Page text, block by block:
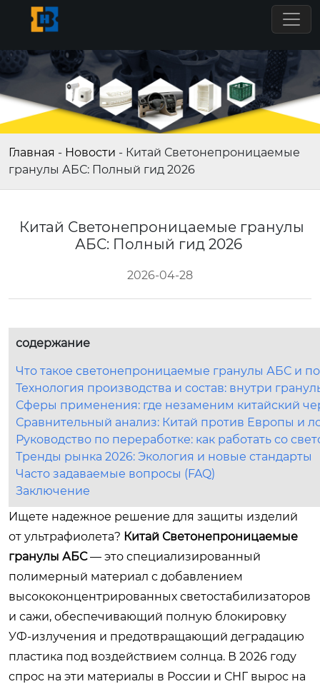
Главная - Новости - Китай Светонепроницаемые
гранулы АБС: Полный гид 2026
Китай Светонепроницаемые гранулы
АБС: Полный гид 2026
2026-04-28
содержание
Что такое светонепроницаемые гранулы АБС и
Технология производства и состав: внутри
Сферы применения: где незаменим китайский
Сравнительный анализ: Китай против Европы и
Руководство по переработке: как работать со
Тренды рынка 2026: Экология и новые стандарты
Часто задаваемые вопросы (FAQ)
Заключение
Ищете надежное решение для защиты изделий
от ультрафиолета? Китай Светонепроницаемые
гранулы АБС— это специализированный
полимерный материал с добавлением
высококонцентрированных светостабилизаторов
и сажи, обеспечивающий полную блокировку
УФ-излучения и предотвращающий деградацию
пластика под воздействием солнца. В 2026 году
спрос на эти материалы в России и СНГ вырос на